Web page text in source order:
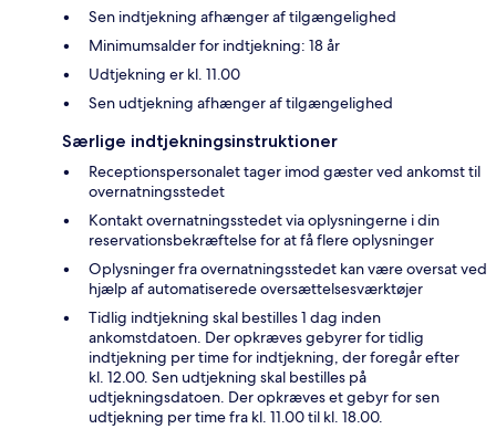
Sen indtjekning afhænger af tilgængelighed
Minimumsalder for indtjekning: 18 år
Udtjekning er kl. 11.00
Sen udtjekning afhænger af tilgængelighed
Særlige indtjekningsinstruktioner
Receptionspersonalet tager imod gæster ved ankomst til
overnatningsstedet
Kontakt overnatningsstedet via oplysningerne i din
reservationsbekræftelse for at få flere oplysninger
Oplysninger fra overnatningsstedet kan være oversat ved
hjælp af automatiserede oversættelsesværktøjer
Tidlig indtjekning skal bestilles 1 dag inden
ankomstdatoen. Der opkræves gebyrer for tidlig
indtjekning per time for indtjekning, der foregår efter
kl. 12.00. Sen udtjekning skal bestilles på
udtjekningsdatoen. Der opkræves et gebyr for sen
udtjekning per time fra kl. 11.00 til kl. 18.00.